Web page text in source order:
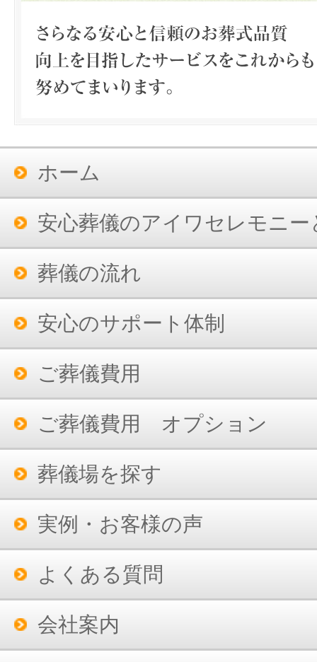
ホーム
安心葬儀のアイワセレモニー
葬儀の流れ
安心のサポート体制
ご葬儀費用
ご葬儀費用 オプション
葬儀場を探す
実例・お客様の声
よくある質問
会社案内